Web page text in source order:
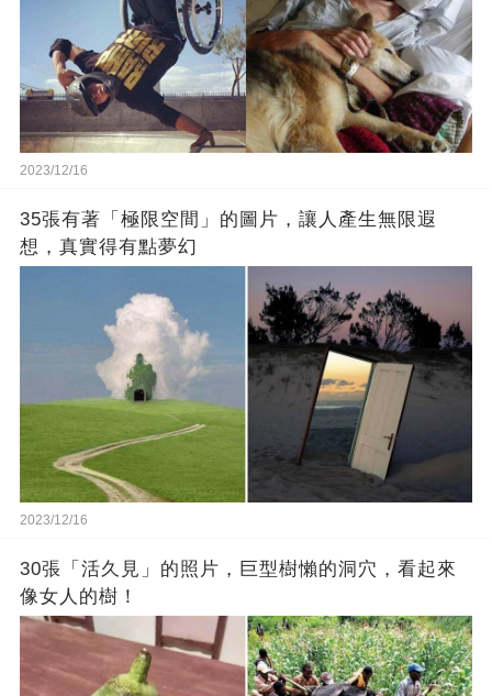
2023/12/16
35張有著「極限空間」的圖片，讓人產生無限遐
想，真實得有點夢幻
2023/12/16
30張「活久見」的照片，巨型樹懶的洞穴，看起來
像女人的樹！